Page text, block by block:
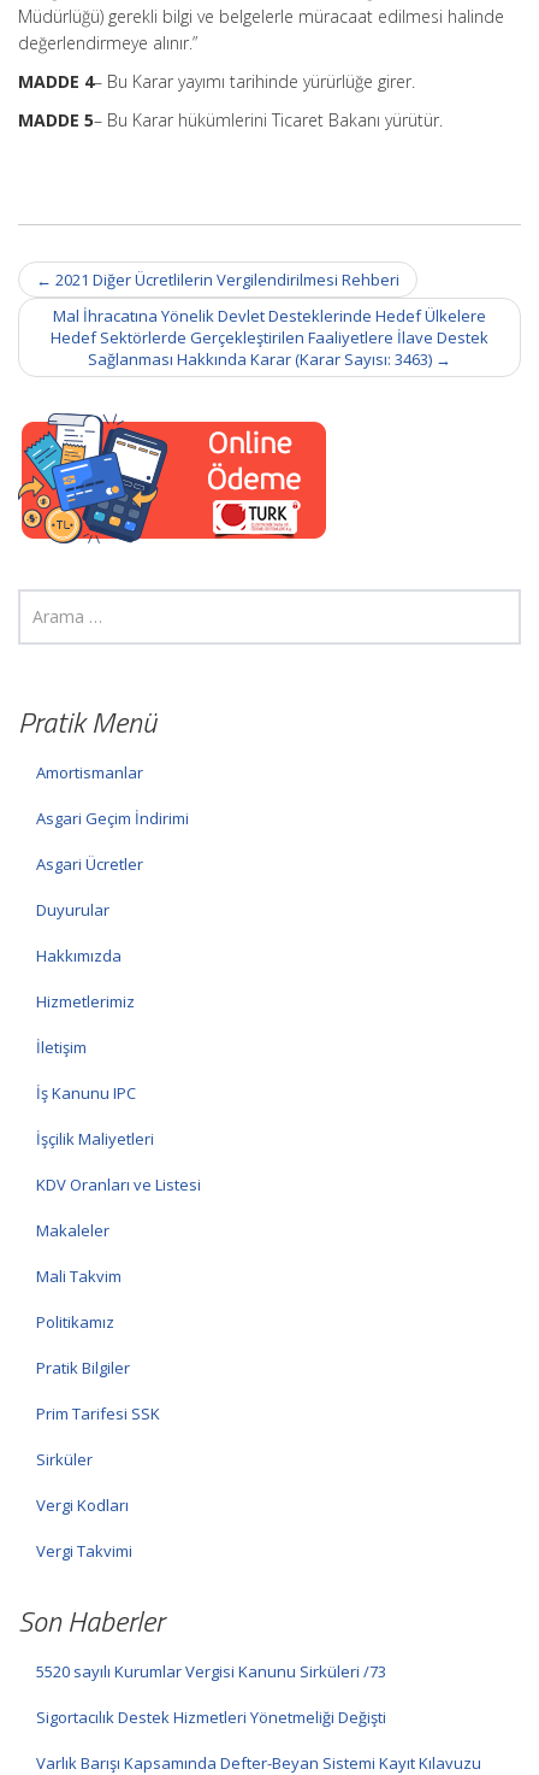
Müdürlüğü) gerekli bilgi ve belgelerle müracaat edilmesi halinde
değerlendirmeye alınır.”
MADDE 4– Bu Karar yayımı tarihinde yürürlüğe girer.
MADDE 5– Bu Karar hükümlerini Ticaret Bakanı yürütür.
Post
navigation
← 2021 Diğer Ücretlilerin Vergilendirilmesi Rehberi
Mal İhracatına Yönelik Devlet Desteklerinde Hedef Ülkelere
Hedef Sektörlerde Gerçekleştirilen Faaliyetlere İlave Destek
Sağlanması Hakkında Karar (Karar Sayısı: 3463) →
Pratik Menü
Amortismanlar
Asgari Geçim İndirimi
Asgari Ücretler
Duyurular
Hakkımızda
Hizmetlerimiz
İletişim
İş Kanunu IPC
İşçilik Maliyetleri
KDV Oranları ve Listesi
Makaleler
Mali Takvim
Politikamız
Pratik Bilgiler
Prim Tarifesi SSK
Sirküler
Vergi Kodları
Vergi Takvimi
Son Haberler
5520 sayılı Kurumlar Vergisi Kanunu Sirküleri /73
Sigortacılık Destek Hizmetleri Yönetmeliği Değişti
Varlık Barışı Kapsamında Defter-Beyan Sistemi Kayıt Kılavuzu